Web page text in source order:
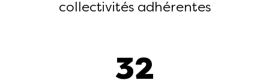
collectivités adhérentes
32